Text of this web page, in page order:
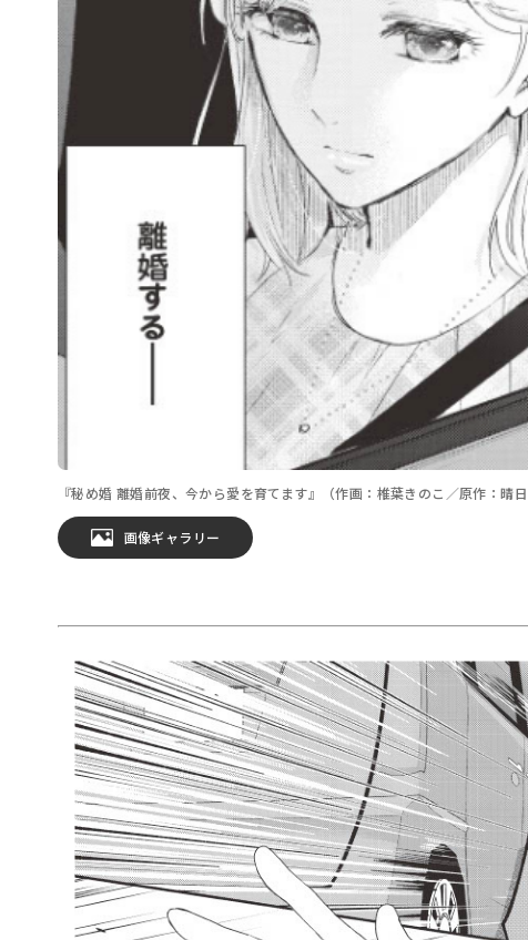
『秘め婚 離婚前夜、今から愛を育てます』（作画：椎葉きのこ／原作：晴日
画像ギャラリー